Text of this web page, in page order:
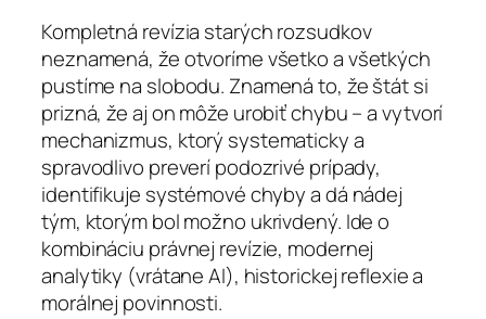
Kompletná revízia starých rozsudkov
neznamená, že otvoríme všetko a všetkých
pustíme na slobodu. Znamená to, že štát si
prizná, že aj on môže urobiť chybu – a vytvorí
mechanizmus, ktorý systematicky a
spravodlivo preverí podozrivé prípady,
identifikuje systémové chyby a dá nádej
tým, ktorým bol možno ukrivdený. Ide o
kombináciu právnej revízie, modernej
analytiky (vrátane AI), historickej reflexie a
morálnej povinnosti.